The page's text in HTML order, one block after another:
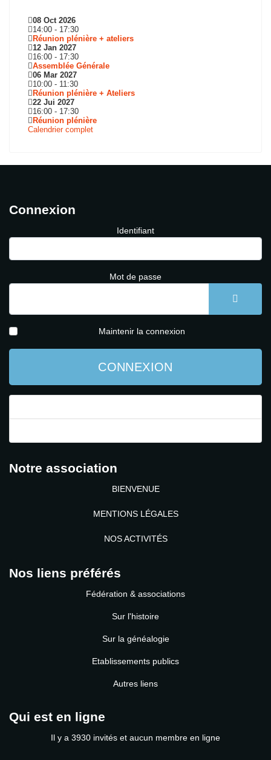
08 Oct 2026
14:00 - 17:30
Réunion plénière + ateliers
12 Jan 2027
16:00 - 17:30
Assemblée Générale
06 Mar 2027
10:00 - 11:30
Réunion plénière + Ateliers
22 Jui 2027
16:00 - 17:30
Réunion plénière
Calendrier complet
Connexion
Identifiant
Mot de passe
Maintenir la connexion
CONNEXION
Notre association
BIENVENUE
MENTIONS LÉGALES
NOS ACTIVITÉS
Nos liens préférés
Fédération & associations
Sur l'histoire
Sur la généalogie
Etablissements publics
Autres liens
Qui est en ligne
Il y a 3930 invités et aucun membre en ligne